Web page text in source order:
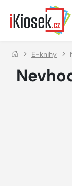
Přejít na hlavní
E-knihy